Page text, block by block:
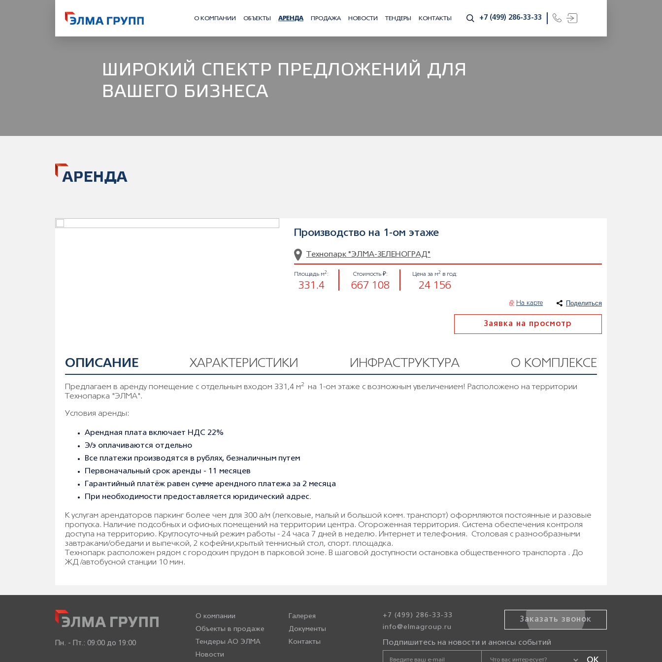
О КОМПАНИИ ОБЪЕКТЫ АРЕНДА ПРОДАЖА НОВОСТИ ТЕНДЕРЫ КОНТАКТЫ +7 (499) 286-33-33
ШИРОКИЙ СПЕКТР ПРЕДЛОЖЕНИЙ ДЛЯ
ВАШЕГО БИЗНЕСА
АРЕНДА
Производство на 1-ом этаже
Технопарк "ЭЛМА-ЗЕЛЕНОГРАД"
Площадь м2 :
331.4
Стоимость ₽:
667 108
Цена за м2 в год:
24 156
На карте Поделиться
Заявка на просмотр
ОПИСАНИЕ ХАРАКТЕРИСТИКИ ИНФРАСТРУКТУРА О КОМПЛЕКСЕ
Предлагаем в аренду помещение с отдельным входом 331,4 м2
на 1-ом этаже с возможным увеличением! Расположено на территории
Технопарка "ЭЛМА".
Условия аренды:
Арендная плата включает НДС 22%
Э/э оплачиваются отдельно
Все платежи производятся в рублях, безналичным путем
Первоначальный срок аренды - 11 месяцев
Гарантийный платёж равен сумме арендного платежа за 2 месяца
При необходимости предоставляется юридический адрес.
К услугам арендаторов паркинг более чем для 300 а/м (легковые, малый и большой комм. транспорт) оформляются постоянные и разовые
пропуска. Наличие подсобных и офисных помещений на территории центра. Огороженная территория. Система обеспечения контроля
доступа на территорию. Круглосуточный режим работы - 24 часа 7 дней в неделю. Интернет и телефония. Столовая с разнообразными
завтраками/обедами и выпечкой, 2 кофейни,крытый теннисный стол, спорт. площадка.
Технопарк расположен рядом с городским прудом в парковой зоне. В шаговой доступности остановка общественного транспорта . До
ЖД /автобусной станции 10 мин.
Пн. - Пт.: 09:00 до 19:00
О компании
Объекты в продаже
Тендеры АО ЭЛМА
Новости
Галерея
Документы
Контакты
+7 (499) 286-33-33
info@elmagroup.ru
Заказать звонок
Подпишитесь на новости и анонсы событий